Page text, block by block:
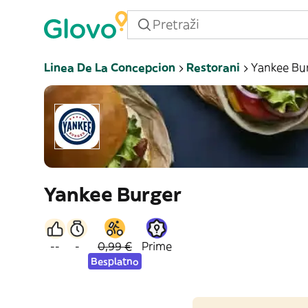
Linea De La Concepcion Restorani Yankee
Yankee Burger
-- - 0,99 €
Besplatno
Prime